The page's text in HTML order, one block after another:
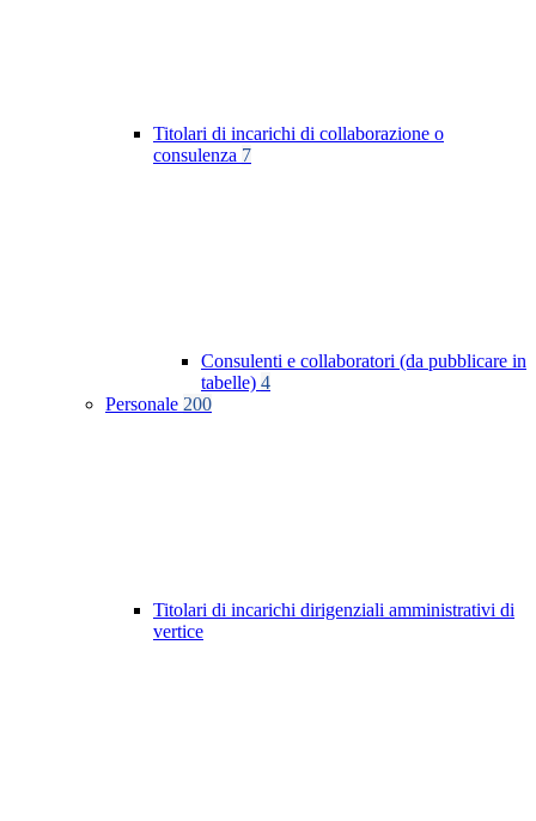
Titolari di incarichi di collaborazione o
consulenza 7
Consulenti e collaboratori (da pubblicare in
tabelle) 4
Personale 200
Titolari di incarichi dirigenziali amministrativi di
vertice